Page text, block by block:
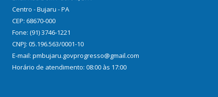
Centro - Bujaru - PA
CEP: 68670-000
Fone: (91) 3746-1221
CNPJ: 05.196.563/0001-10
E-mail: pmbujaru.govprogresso@gmail.com
Horário de atendimento: 08:00 às 17:00